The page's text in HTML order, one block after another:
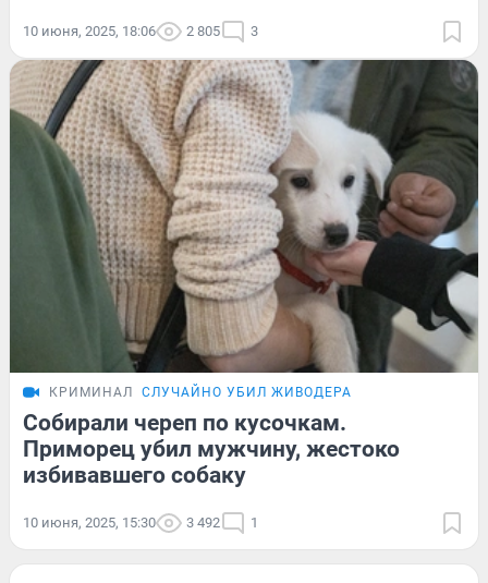
10 июня, 2025, 18:06 2 805 3
КРИМИНАЛ СЛУЧАЙНО УБИЛ ЖИВОДЕРА
Собирали череп по кусочкам.
Приморец убил мужчину, жестоко
избивавшего собаку
10 июня, 2025, 15:30 3 492 1